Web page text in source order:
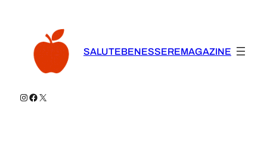
SALUTEBENESSEREMAGAZINE
Instagram
Facebook
X